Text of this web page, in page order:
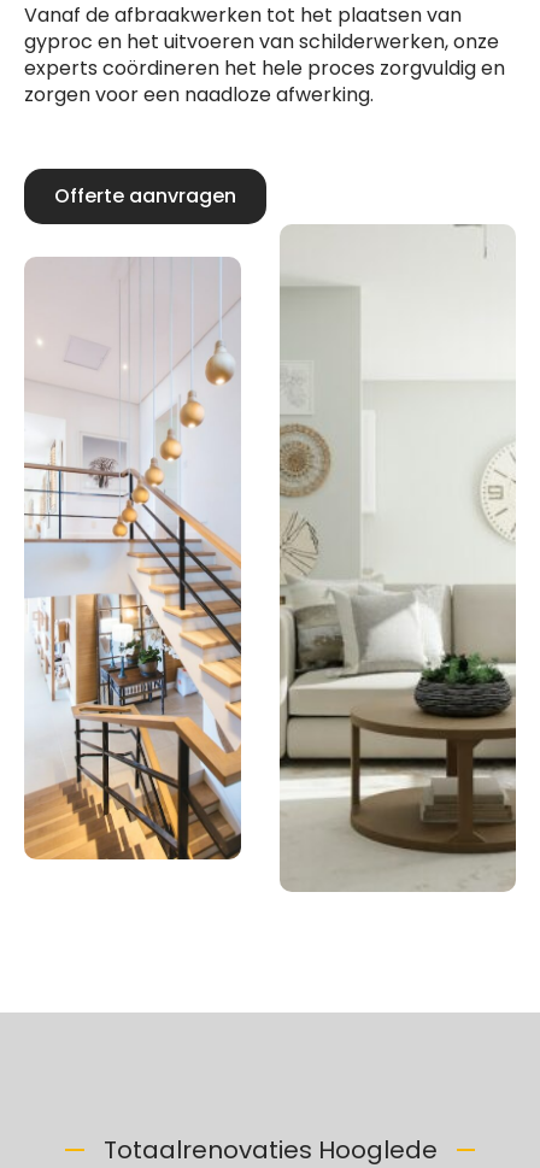
Vanaf de afbraakwerken tot het plaatsen van
gyproc en het uitvoeren van schilderwerken, onze
experts coördineren het hele proces zorgvuldig en
zorgen voor een naadloze afwerking.
Offerte aanvragen
Totaalrenovaties Hooglede